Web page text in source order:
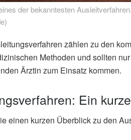
der bekanntesten
zählen zu den
Methoden und sollten
Ärztin zum Einsatz kommen.
Ein
einen kurzen Überblick zu den